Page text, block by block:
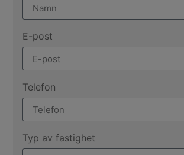
E-post
Telefon
Typ av fastighet